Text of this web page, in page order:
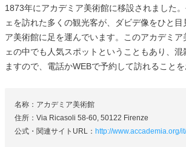
1873年にアカデミア美術館に移設されました
ェを訪れた多くの観光客が、ダビデ像をひと目
ア美術館に足を運んでいます。このアカデミア
ェの中でも人気スポットということもあり、混
ますので、電話かWEBで予約して訪れることを
名称：アカデミア美術館
住所：Via Ricasoli 58-60, 50122 Firenze
公式・関連サイトURL： http://www.accademia.org/it/